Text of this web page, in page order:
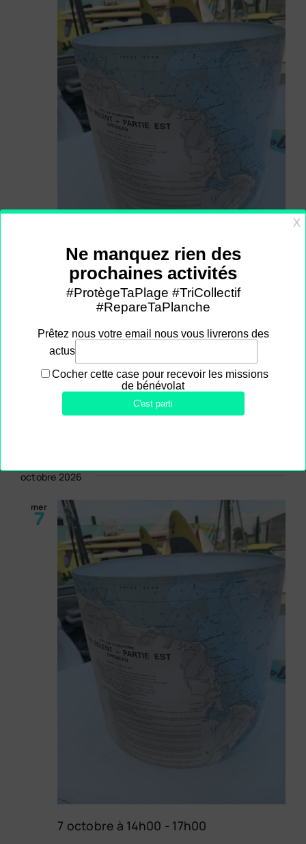
30 septembre à 14h00 -17h00
La Recyclerie Maritime10 rue des
Goélands, Le Croisic, 44490
OBTENIR BILLETS €2.0010 billets
octobre 2026
mer
7
7 octobre à 14h00 - 17h00